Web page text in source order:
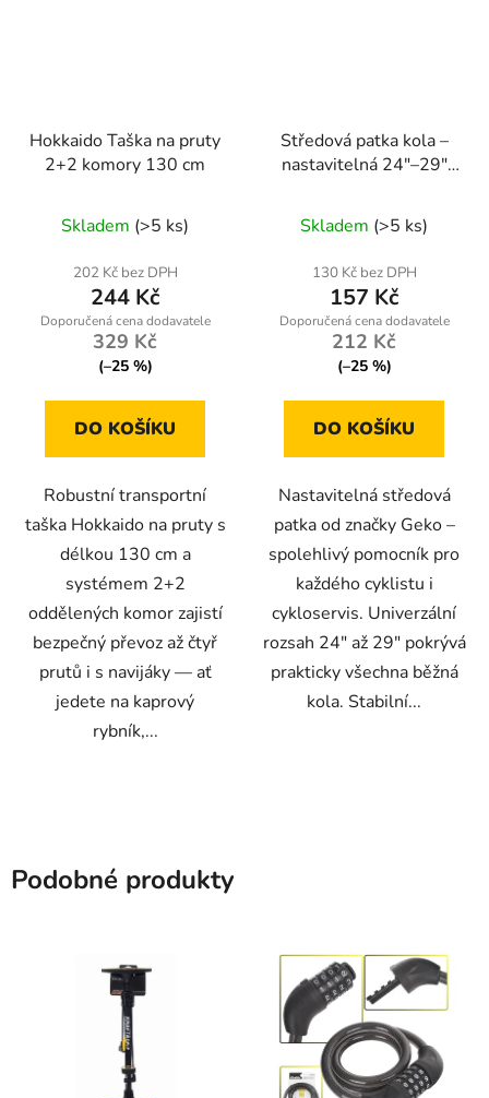
Hokkaido Taška na pruty
2+2 komory 130 cm
hodnocení
produktu
je
5,0
z
hvězdiček.
Skladem (>5 ks)
202 Kč bez DPH
244 Kč
329 Kč
(–25 %)
DO KOŠÍKU
Robustní transportní
taška Hokkaido na pruty s
délkou 130 cm a
systémem 2+2
oddělených komor zajistí
bezpečný převoz až čtyř
prutů i s navijáky — ať
jedete na kaprový
rybník,...
Středová patka kola –
nastavitelná 24"–29"
Skladem (>5 ks)
130 Kč bez DPH
157 Kč
212 Kč
(–25 %)
DO KOŠÍKU
Nastavitelná středová
patka od značky Geko –
spolehlivý pomocník pro
každého cyklistu i
cykloservis. Univerzální
rozsah 24" až 29" pokrývá
prakticky všechna běžná
kola. Stabilní...
Podobné produkty